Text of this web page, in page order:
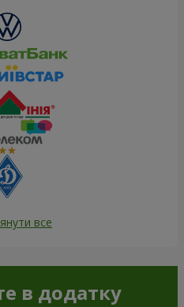
все
в додатку